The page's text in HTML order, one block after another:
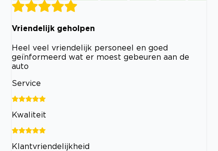
Vriendelijk geholpen
Heel veel vriendelijk personeel en goed
geïnformeerd wat er moest gebeuren aan de
auto
Service
Kwaliteit
Klantvriendelijkheid